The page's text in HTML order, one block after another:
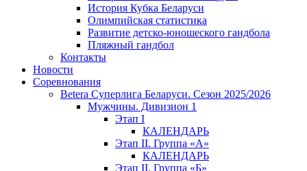
История Кубка Беларуси
Олимпийская статистика
Развитие детско-юношеского гандбола
Пляжный гандбол
Контакты
Новости
Соревнования
Betera Суперлига Беларуси. Сезон 2025/2026
Мужчины. Дивизион 1
Этап I
КАЛЕНДАРЬ
Этап II. Группа «А»
КАЛЕНДАРЬ
Этап II. Группа «Б»